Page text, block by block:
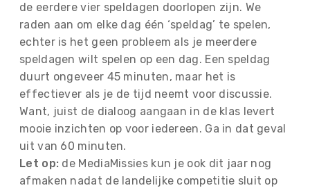
de eerdere vier speldagen doorlopen zijn. We
raden aan om elke dag één ‘speldag’ te spelen,
echter is het geen probleem als je meerdere
speldagen wilt spelen op een dag. Een speldag
duurt ongeveer 45 minuten, maar het is
effectiever als je de tijd neemt voor discussie.
Want, juist de dialoog aangaan in de klas levert
mooie inzichten op voor iedereen. Ga in dat geval
uit van 60 minuten.
Let op: de MediaMissies kun je ook dit jaar nog
afmaken nadat de landelijke competitie sluit op